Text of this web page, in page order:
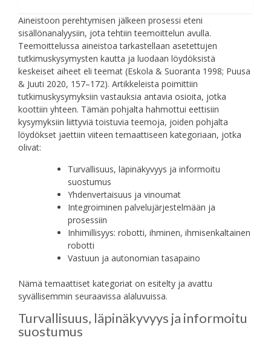
Aineistoon perehtymisen jälkeen prosessi eteni
sisällönanalyysiin, jota tehtiin teemoittelun avulla.
Teemoittelussa aineistoa tarkastellaan asetettujen
tutkimuskysymysten kautta ja luodaan löydöksistä
keskeiset aiheet eli teemat (Eskola & Suoranta 1998; Puusa
& Juuti 2020, 157–172). Artikkeleista poimittiin
tutkimuskysymyksiin vastauksia antavia osioita, jotka
koottiin yhteen. Tämän pohjalta hahmottui eettisiin
kysymyksiin liittyviä toistuvia teemoja, joiden pohjalta
löydökset jaettiin viiteen temaattiseen kategoriaan, jotka
olivat:
Turvallisuus, läpinäkyvyys ja informoitu
suostumus
Yhdenvertaisuus ja vinoumat
Integroiminen palvelujärjestelmään ja
prosessiin
Inhimillisyys: robotti, ihminen, ihmisenkaltainen
robotti
Vastuun ja autonomian tasapaino
Nämä temaattiset kategoriat on esitelty ja avattu
syvällisemmin seuraavissa alaluvuissa.
Turvallisuus, läpinäkyvyys ja informoitu
suostumus